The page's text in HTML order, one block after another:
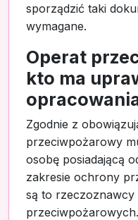
sporządzić taki
wymagane.
Operat
kto ma
Zgodnie z
przeciwpożarowy
osobę posiadającą
zakresie ochrony
są to rzeczoznawcy
przeciwpożarowych.